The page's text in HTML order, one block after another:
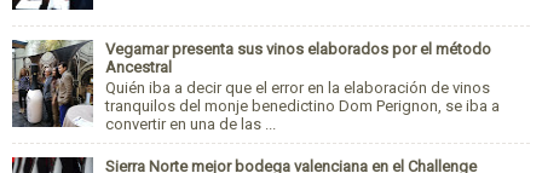
Vegamar presenta sus vinos elaborados por el método
Ancestral
Quién iba a decir que el error en la elaboración de vinos
tranquilos del monje benedictino Dom Perignon, se iba a
convertir en una de las ...
Sierra Norte mejor bodega valenciana en el Challenge